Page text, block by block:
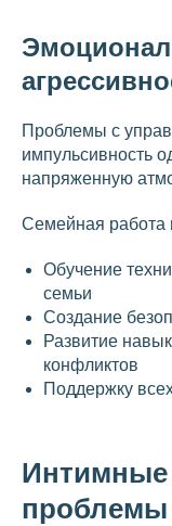
Проблемы с
импульсивность
напряженную
Семейная работа
Обучение
семьи
Создание
Развитие
конфликтов
Поддержку
Интимные
проблемы